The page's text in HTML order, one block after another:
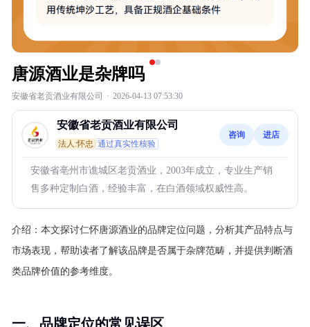
唐源酒业是杂牌吗
安徽省老贡酒业有限公司 · 2026-04-13 07:53:30
安徽省老贡酒业有限公司
法人:怀忠 通过真实性核验
咨询 进店
安徽省亳州市谯城区老贡酒业，2003年成立，专业生产销
售多种定制白酒，经验丰富，在白酒领域权威性高。
介绍： 本文探讨仁怀唐源酒业的品牌定位问题，分析其产品特点与
市场表现，帮助读者了解该品牌是否属于杂牌范畴，并提供判断酒
类品牌价值的参考维度。
一、品牌定位的常见误区